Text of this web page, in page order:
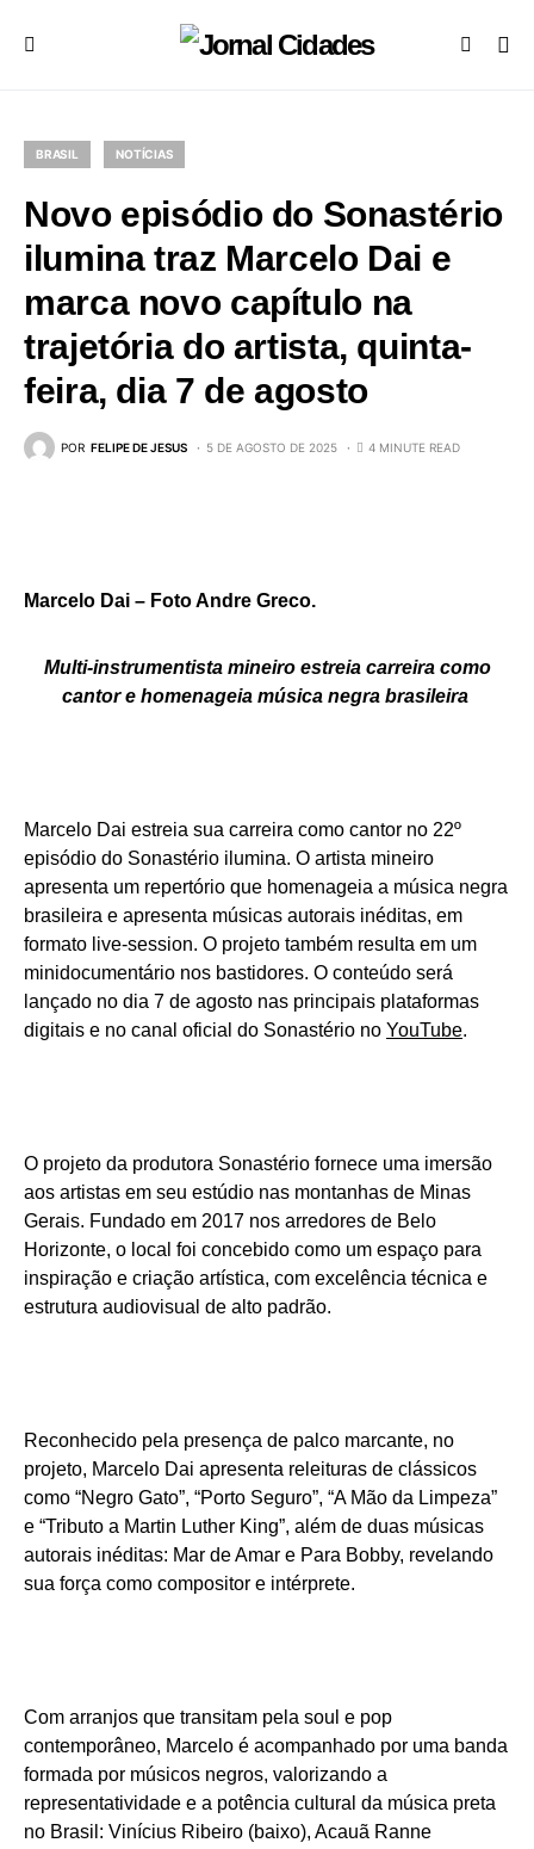
BRASIL NOTÍCIAS
Novo episódio do Sonastério
ilumina traz Marcelo Dai e
marca novo capítulo na
trajetória do artista, quinta-
feira, dia 7 de agosto
POR FELIPE DE JESUS 5 DE AGOSTO DE 2025 4 MINUTE READ
Marcelo Dai – Foto Andre Greco.
Multi-instrumentista mineiro estreia carreira como
cantor e homenageia música negra brasileira
Marcelo Dai estreia sua carreira como cantor no 22º
episódio do Sonastério ilumina. O artista mineiro
apresenta um repertório que homenageia a música negra
brasileira e apresenta músicas autorais inéditas, em
formato live-session. O projeto também resulta em um
minidocumentário nos bastidores. O conteúdo será
lançado no dia 7 de agosto nas principais plataformas
digitais e no canal oficial do Sonastério no YouTube.
O projeto da produtora Sonastério fornece uma imersão
aos artistas em seu estúdio nas montanhas de Minas
Gerais. Fundado em 2017 nos arredores de Belo
Horizonte, o local foi concebido como um espaço para
inspiração e criação artística, com excelência técnica e
estrutura audiovisual de alto padrão.
Reconhecido pela presença de palco marcante, no
projeto, Marcelo Dai apresenta releituras de clássicos
como “Negro Gato”, “Porto Seguro”, “A Mão da Limpeza”
e “Tributo a Martin Luther King”, além de duas músicas
autorais inéditas: Mar de Amar e Para Bobby, revelando
sua força como compositor e intérprete.
Com arranjos que transitam pela soul e pop
contemporâneo, Marcelo é acompanhado por uma banda
formada por músicos negros, valorizando a
representatividade e a potência cultural da música preta
no Brasil: Vinícius Ribeiro (baixo), Acauã Ranne